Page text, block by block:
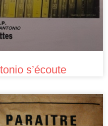
s’écoute